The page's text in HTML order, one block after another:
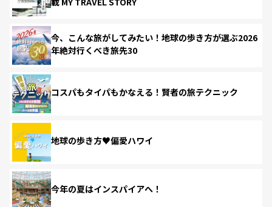
今、こんな旅がしてみたい！地球の歩き方が選ぶ2026
年絶対行くべき旅先30
コスパもタイパもかなえる！賢者の旅テクニック
地球の歩き方♥偏愛ハワイ
今年の夏はインスパイアへ！